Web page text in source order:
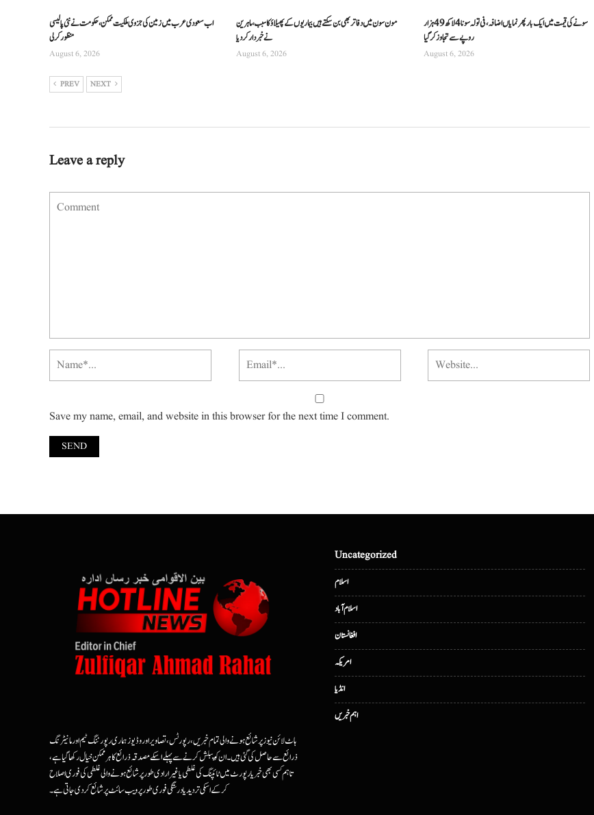
اب سعودی عرب میں زمین کی جزوی ملکیت ممکن، حکومت نے نئی پالیسی
منظور کرلی
August 6, 2026
مون سون میں دفاتر بھی بن سکتے ہیں بیماریوں کے پھیلاؤ کا سبب، ماہرین
نے خبردار کر دیا
August 6, 2026
سونے کی قیمت میں ایک بار پھر نمایاں اضافہ، فی تولہ سونا 4 لاکھ 49 ہزار
روپے سے تجاوز کرگیا
August 6, 2026
PREV NEXT
Leave a reply
Save my name, email, and website in this browser for the next time I comment.
ہاٹ لائن نیوز پر شائع ہونے والی تمام خبریں، رپورٹس، تصاویر اور وڈیوز ہماری رپورٹنگ ٹیم اور مانیٹرنگ
ذرائع سے حاصل کی گئی ہیں۔ ان کو پبلش کرنے سے پہلے اسکے مصدقہ ذرائع کا ہرممکن خیال رکھا گیا ہے،
تاہم کسی بھی خبر یا رپورٹ میں ٹائپنگ کی غلطی یا غیرارادی طور پر شائع ہونے والی غلطی کی فوری اصلاح
کرکے اسکی تردید یا درستگی فوری طور پر ویب سائٹ پر شائع کردی جاتی ہے۔
Uncategorized
اسلام
اسلام آباد
افغانستان
امریکہ
انڈیا
اہم خبریں